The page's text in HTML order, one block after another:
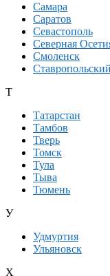
Самара
Саратов
Севастополь
Северная
Смоленск
Т
Татарстан
Тамбов
Тверь
Томск
Тула
Тыва
Тюмень
У
Удмуртия
Ульяновск
Х